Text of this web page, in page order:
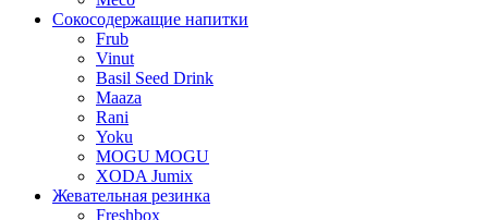
Сокосодержащие напитки
Frub
Vinut
Basil Seed Drink
Maaza
Rani
Yoku
MOGU MOGU
XODA Jumix
Жевательная резинка
Freshbox